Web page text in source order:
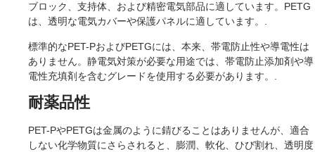
ブロック、支持体、および精密電気部品に適しています。PETG
は、透明な電気カバーや保護パネルに適しています。.
標準的なPET-PおよびPETGには、本来、帯電防止性や導電性は
ありません。静電気対策が必要な用途では、帯電防止添加剤や導
電性充填剤を含むグレードを使用する必要があります。.
耐薬品性
PET-PやPETGは金属のように錆びることはありませんが、適合
しない化学物質にさらされると、膨潤、軟化、ひび割れ、透明度